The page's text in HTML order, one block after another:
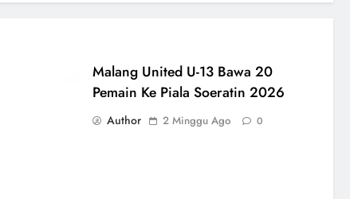
Malang United U-13 Bawa 20
Pemain Ke Piala Soeratin 2026
Author 2 Minggu Ago 0